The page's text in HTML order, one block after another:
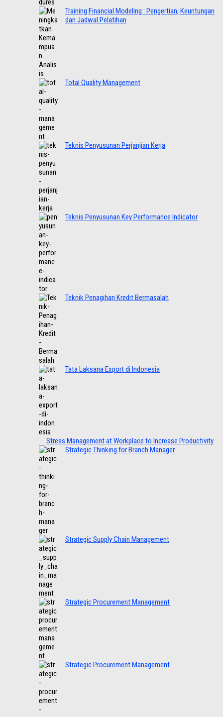
Training Financial Modeling : Pengertian, Keuntungan
dan Jadwal Pelatihan
Total Quality Management
Teknis Penyusunan Perjanjian Kerja
Teknis Penyusunan Key Performance Indicator
Teknik Penagihan Kredit Bermasalah
Tata Laksana Export di Indonesia
Stress Management at Workplace to Increase Productivity
Strategic Thinking for Branch Manager
Strategic Supply Chain Management
Strategic Procurement Management
Strategic Procurement Management